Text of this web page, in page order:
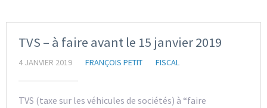
TVS – à faire avant le 15 janvier 2019
4 JANVIER 2019 FRANÇOIS PETIT FISCAL
TVS (taxe sur les véhicules de sociétés) à “faire